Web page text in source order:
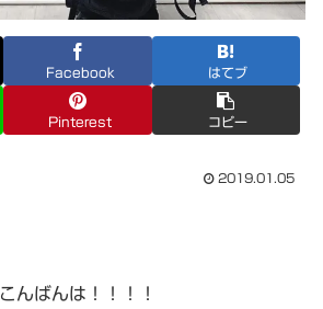
Facebook はてブ
Pinterest コピー
2019.01.05
こんばんは！！！！